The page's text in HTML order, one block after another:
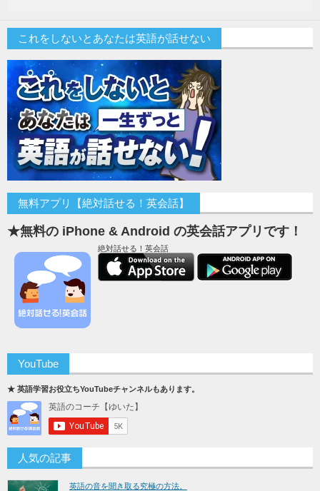
これをしないとあなたは英語が話せない
無料アプリ【絶対話せる！英会話】
★無料の iPhone & Android の英会話アプリです！
絶対話せる！英会話
YouTube
★ 英語学習お役立ちYouTubeチャンネルもあります。
人気の記事
英語の音を聞き取る究極の方法。